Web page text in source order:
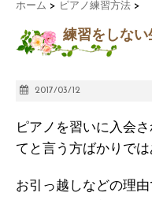
ホーム > ピアノ練習方法 >
練習をしな
2017/03/12
ピアノを習いに入会
てと言う方ばかりでは
お引っ越しなどの理